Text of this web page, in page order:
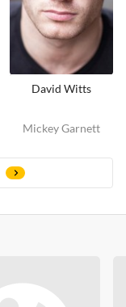
David Witts
Mickey Garnett